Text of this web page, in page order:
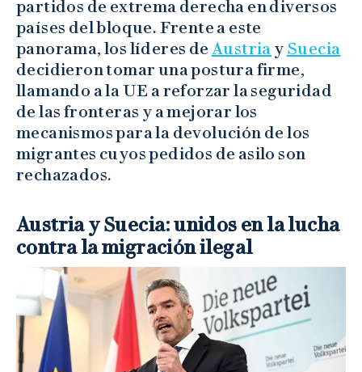
partidos de extrema derecha en diversos
países del bloque. Frente a este
panorama, los líderes de Austria y Suecia
decidieron tomar una postura firme,
llamando a la UE a reforzar la seguridad
de las fronteras y a mejorar los
mecanismos para la devolución de los
migrantes cuyos pedidos de asilo son
rechazados.
Austria y Suecia: unidos en la lucha
contra la migración ilegal